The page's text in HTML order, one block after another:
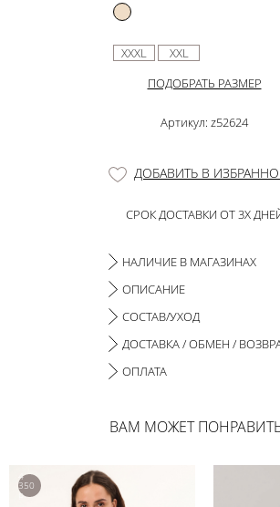
XXXL
XXL
ПОДОБРАТЬ РАЗМЕР
Артикул: z52624
ДОБАВИТЬ В
СРОК ДОСТАВКИ ОТ 3Х
НАЛИЧИЕ В МАГАЗИНАХ
ОПИСАНИЕ
СОСТАВ/УХОД
ДОСТАВКА / ОБМЕН /
ОПЛАТА
ВАМ МОЖЕТ
4
350
р.